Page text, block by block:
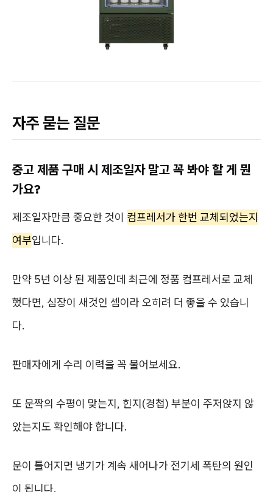
자주 묻는 질문
중고 제품 구매 시 제조일자 말고 꼭 봐야 할 게 뭔
가요?
제조일자만큼 중요한 것이 컴프레서가 한번 교체되었는지
여부입니다.
만약 5년 이상 된 제품인데 최근에 정품 컴프레서로 교체
했다면, 심장이 새것인 셈이라 오히려 더 좋을 수 있습니
다.
판매자에게 수리 이력을 꼭 물어보세요.
또 문짝의 수평이 맞는지, 힌지(경첩) 부분이 주저앉지 않
았는지도 확인해야 합니다.
문이 틀어지면 냉기가 계속 새어나가 전기세 폭탄의 원인
이 됩니다.